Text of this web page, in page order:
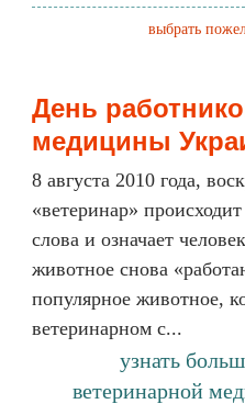
выбрать
День
медицины
8 августа 2010 года,
«ветеринар»
слова и означает
животное снова
популярное животное,
ветеринарном с...
узнать
ветеринарной